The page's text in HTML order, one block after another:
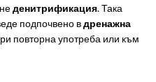
денитрификация. Така
подпочвено вдренажна
повторна употреба или към